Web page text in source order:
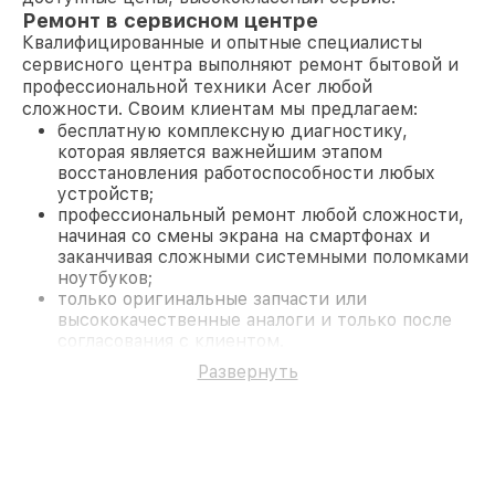
Ремонт в сервисном центре
Квалифицированные и опытные специалисты
сервисного центра выполняют ремонт бытовой и
профессиональной техники Acer любой
сложности. Своим клиентам мы предлагаем:
бесплатную комплексную диагностику,
которая является важнейшим этапом
восстановления работоспособности любых
устройств;
профессиональный ремонт любой сложности,
начиная со смены экрана на смартфонах и
заканчивая сложными системными поломками
ноутбуков;
только оригинальные запчасти или
высококачественные аналоги и только после
согласования с клиентом.
На все работы и замененные комплектующие
предоставляется длительная гарантия. В случае
Развернуть